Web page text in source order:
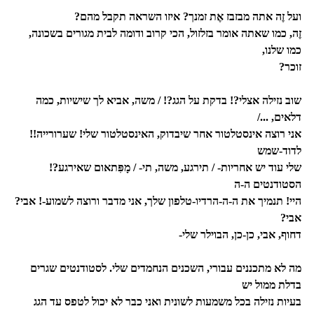
ועל זֶה אתה מבזבז אֶת זמנך? איזו השראה תקבל מהם?
זֶה, כמו שאתה אומר בזלזול, הכי קרוב ודומה לבית מגורים בשכונה,
כמו שלנו,
זוכר?
שוב נזילה אצלי?! בדקת על הגג?! / משה, אביא לך שישיות, כמה
דלאים, .../
אני רוצה אינסטלטור אחר שיבדוק, האינסטלטור שלי! שערורייה!!
לדוד-שמש
שלי עוד יש אחריות- / תירגע, משה, תי- / מָפִּתאום שאירגע?!
הסטודנטים ה-ה
היי! תנמיך את ה-ה-הרדיו-טלפון שלך, אני מדבר ורוצה לשמוע-! אבי?
אבי?
דחוף, אבי, כן-כן, הבוילר שלי-
מה לא מתכננים עבורי, השכנים הנחמדים שלי. לסטודנטים שגרים
בדלת ממול יש
בעיות נזילה בכל משמעות לשונית ואני כבר לא יכול לטפס עד הגג